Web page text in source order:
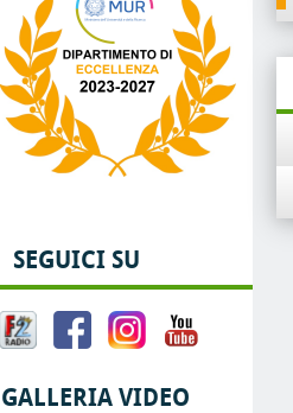
SEGUICI SU
GALLERIA VIDEO